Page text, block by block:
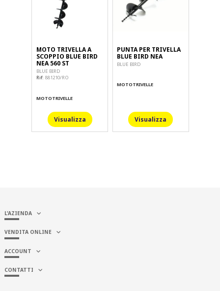
MOTO TRIVELLA A
SCOPPIO BLUE BIRD
NEA 560 ST
BLUE BIRD
Rif: 881210/RO
MOTOTRIVELLE
Visualizza
PUNTA PER TRIVELLA
BLUE BIRD NEA
BLUE BIRD
MOTOTRIVELLE
Visualizza
L'AZIENDA
VENDITA ONLINE
ACCOUNT
CONTATTI